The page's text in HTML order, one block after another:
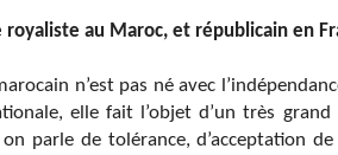
royaliste au Maroc, et républicain en
n’est pas né avec
elle fait l’objet d’un très
parle de tolérance, d’acceptation